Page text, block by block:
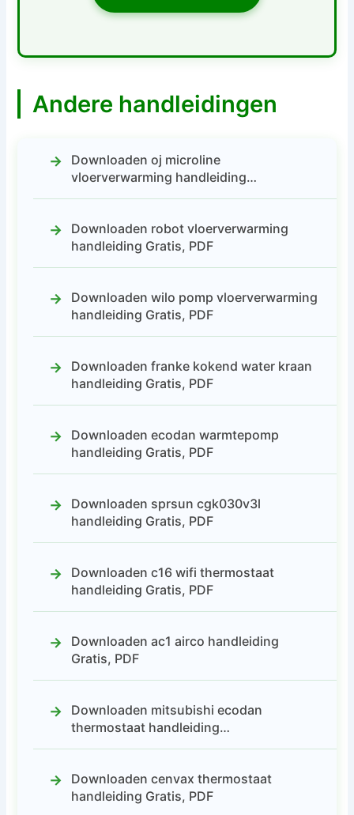
Andere handleidingen
Downloaden oj microline
vloerverwarming handleiding…
Downloaden robot vloerverwarming
handleiding Gratis, PDF
Downloaden wilo pomp vloerverwarming
handleiding Gratis, PDF
Downloaden franke kokend water kraan
handleiding Gratis, PDF
Downloaden ecodan warmtepomp
handleiding Gratis, PDF
Downloaden sprsun cgk030v3l
handleiding Gratis, PDF
Downloaden c16 wifi thermostaat
handleiding Gratis, PDF
Downloaden ac1 airco handleiding
Gratis, PDF
Downloaden mitsubishi ecodan
thermostaat handleiding…
Downloaden cenvax thermostaat
handleiding Gratis, PDF